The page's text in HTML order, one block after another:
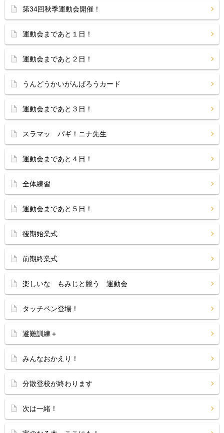
第34回秋季運動会開催！
運動会まであと１日！
運動会まであと２日！
うんどうかいがんばろうカード
運動会まであと３日！
スラマッ パギ！ニナ先生
運動会まであと４日！
全体練習
運動会まであと５日！
後期始業式
前期終業式
楽しいな もみじと競う 運動会
タッチペン登場！
避難訓練＋
みんなおかえり！
分散登校が終わります
次は一緒！